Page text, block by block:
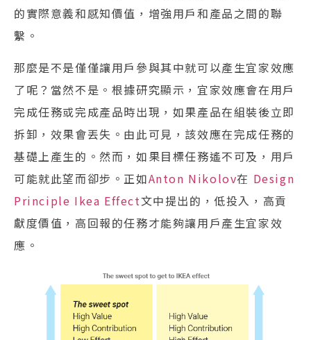
的實際意義和感知價值，增強用戶和產品之間的聯
繫。
那麼是不是僅僅讓用戶參與其中就可以產生宜家效應
了呢？當然不是。根據研究顯示，宜家效應會在用戶
完成任務或完成產品時出現，如果產品在組裝後立即
拆卸，效果會丟失。由此可見，該效應在完成任務的
基礎上產生的。然而，如果目標任務遙不可及，用戶
可能就此望而卻步。正如Anton Nikolov在 Design
Principle Ikea Effect文中提出的，低投入，高貢
獻度價值，高回報的任務才能夠讓用戶產生宜家效
應。